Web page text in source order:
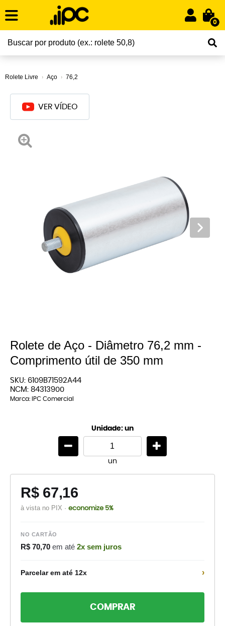
0
Rolete Livre Aço 76,2
Rolete de Aço - Diâmetro 76,2 mm -
Comprimento útil de 350 mm
SKU: 6109B71592A44
NCM: 84313900
Marca: IPC Comercial
VER VÍDEO
Unidade: un
un
R$ 67,16
à vista no PIX · economize 5%
NO CARTÃO
R$ 70,70 em até 2x sem juros
Parcelar em até 12x ›
COMPRAR